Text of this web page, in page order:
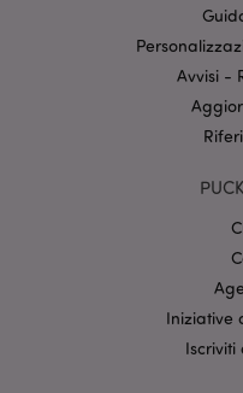
Avvisi -
Iniziative
Iscriviti
l"Informativa sulla